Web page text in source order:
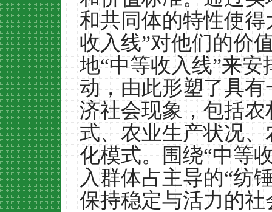
和共同体的特性使
收入线”对他们的价
地“中等收入线”来
动，由此形塑了具
济社会现象，包括
式、农业生产状况
化模式。围绕“中等
入群体占主导的“纺
保持稳定与活力的社